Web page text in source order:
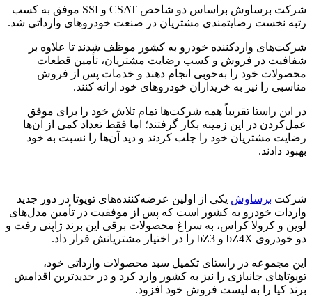
شرکت برساوش براساس دو شاخص CSAT و SSI موفق به کسب
رتبه نخست رضایتمندی مشتریان در صنعت خودروهای وارداتی شد.
شرکت‌های واردکننده خودرو به کشور موظف شدند تا علاوه بر
شفافیت در فروش و کسب رضایت مشتریان، تأمین قطعات
محصولات خود را به‌خوبی انجام دهند و خدمات پس از فروش
مناسبی را نیز به خریداران خودروهای خود ارائه کنند.
در این راستا تقریباً همه شرکت‌ها تمام تلاش خود را برای موفق
عمل‌کردن در این زمینه بکار گرفتند؛ اما فقط تعداد کمی از آن‌ها
رضایت مشتریان خود را جلب کردند و دید آن‌ها را نسبت به خود
بهبود دادند.
شرکت برساوش یکی از اولین عرضه‌کننده‌های تویوتا در دور جدید
واردات خودرو به کشور است که پس از موفقیت در تأمین مدل‌های
لوین و کرولا کراس، به سراغ محصولات برقی این برند ژاپنی رفت و
دو خودروی bZ4X و bZ3 را در اختیار مشتریانش قرار داد.
این مجموعه در راستای تکمیل سبد محصولات وارداتی خود،
تویوتاهای جانبازی را نیز به کشور وارد کرد و در جدیدترین اقدامش
برند کیا را به لیست فروش خود افزود.